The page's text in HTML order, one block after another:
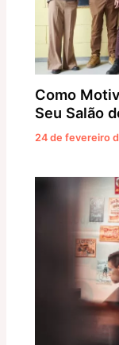
Como
Seu Salão
24 de fevereiro